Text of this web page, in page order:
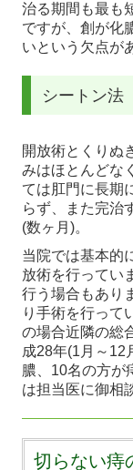
治る期間も最も
ですが、創が化
いという欠点が
シートン法
開放術とくりぬ
みはほとんどな
ては肛門に長期
らず、また完治
(数ヶ月)。
当院では基本的
放術を行ってい
行う場合もあり
り手術を行って
の場合近隣の総
成28年(1月～12
膿、10名の方が
は担当医に御相
切らない痔